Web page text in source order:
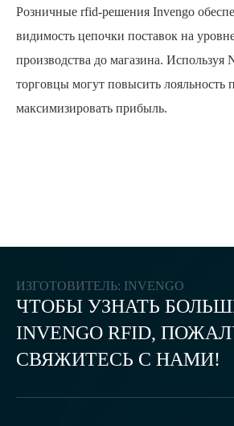
Розничные rfid-решения Invengo
видимость цепочки поставок на
производства до магазина. Используя
торговцы могут повысить лояльность
максимизировать прибыль.
ИЗГОТОВИТЕЛЬ: INVENGO
ЧТОБЫ УЗНАТЬ
INVENGO RFID,
СВЯЖИТЕСЬ С НАМИ!